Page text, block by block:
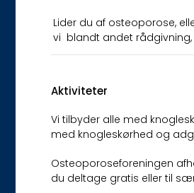
Lider du af osteoporose,
vi blandt andet
Aktiviteter
Vi tilbyder alle med
med knogleskørhed og
Osteoporoseforeningen
du deltage gratis eller til